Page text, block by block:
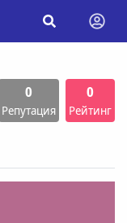
0
Репутация
0
Рейтинг